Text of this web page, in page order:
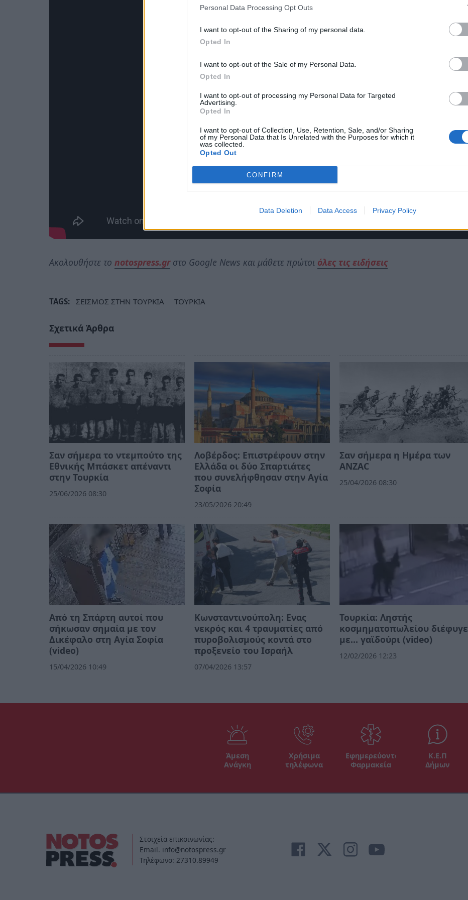
Personal Data Processing Opt Outs
I want to opt-out of the Sharing of my personal data.
Opted In
I want to opt-out of the Sale of my Personal Data.
Opted In
I want to opt-out of processing my Personal Data for Targeted
Advertising.
Opted In
I want to opt-out of Collection, Use, Retention, Sale, and/or Sharing
of my Personal Data that Is Unrelated with the Purposes for which it
was collected.
Opted Out
CONFIRM
Data Deletion Data Access Privacy Policy
Ακολουθήστε το notospress.grστο Google News και μάθετε πρώτοι όλες τις ειδήσεις
TAGS: ΣΕΙΣΜΟΣ ΣΤΗΝ ΤΟΥΡΚΙΑ ΤΟΥΡΚΙΑ
Σχετικά Άρθρα
Σαν σήμερα το ντεμπούτο της
Εθνικής Μπάσκετ απέναντι
στην Τουρκία
25/06/2026 08:30
Λοβέρδος: Επιστρέφουν στην
Ελλάδα οι δύο Σπαρτιάτες
που συνελήφθησαν στην Αγία
Σοφία
23/05/2026 20:49
Σαν σήμερα η Ημέρα των
ANZAC
25/04/2026 08:30
Από τη Σπάρτη αυτοί που
σήκωσαν σημαία με τον
Δικέφαλο στη Αγία Σοφία
(video)
15/04/2026 10:49
Κωνσταντινούπολη: Ενας
νεκρός και 4 τραυματίες από
πυροβολισμούς κοντά στο
προξενείο του Ισραήλ
07/04/2026 13:57
Τουρκία: Ληστής
κοσμηματοπωλείου διέφυγε
με… γαϊδούρι (video)
12/02/2026 12:23
Άμεση
Ανάγκη
Χρήσιμα
τηλέφωνα
Εφημερεύοντα
Φαρμακεία
Κ.Ε.Π
Δήμων
Στοιχεία επικοινωνίας:
Email. info@notospress.gr
Τηλέφωνο: 27310.89949